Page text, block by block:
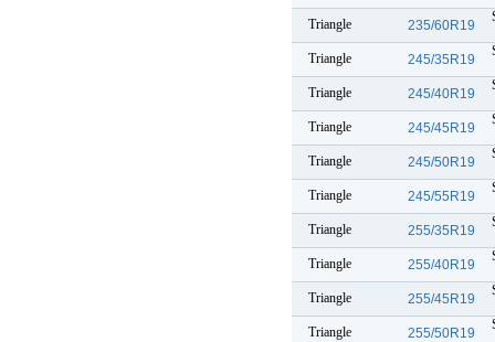
Triangle 235/60R19
Triangle 245/35R19
Triangle 245/40R19
Triangle 245/45R19
Triangle 245/50R19
Triangle 245/55R19
Triangle 255/35R19
Triangle 255/40R19
Triangle 255/45R19
Triangle 255/50R19